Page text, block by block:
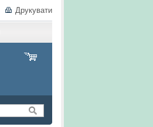
Друкувати